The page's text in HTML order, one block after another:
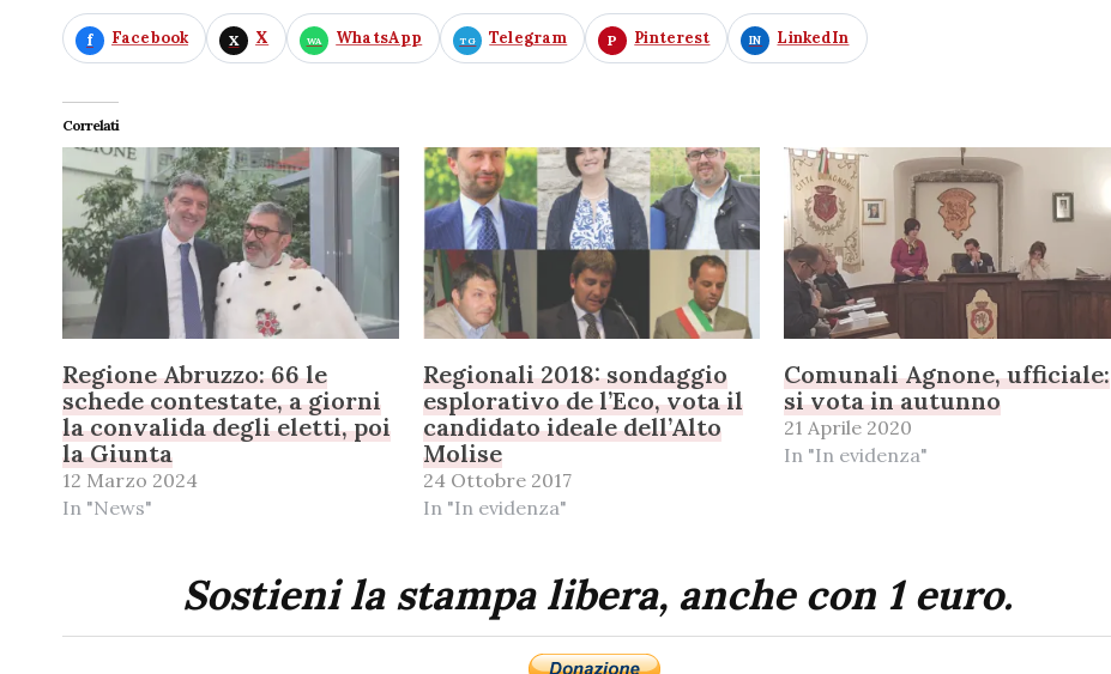
Facebook X WhatsApp Telegram Pinterest LinkedIn
Correlati
Regione Abruzzo: 66 le
schede contestate, a giorni
la convalida degli eletti, poi
la Giunta
12 Marzo 2024
In "News"
Regionali 2018: sondaggio
esplorativo de l’Eco, vota il
candidato ideale dell’Alto
Molise
24 Ottobre 2017
In "In evidenza"
Comunali Agnone, ufficiale:
si vota in autunno
21 Aprile 2020
In "In evidenza"
Sostieni la stampa libera, anche con 1 euro.